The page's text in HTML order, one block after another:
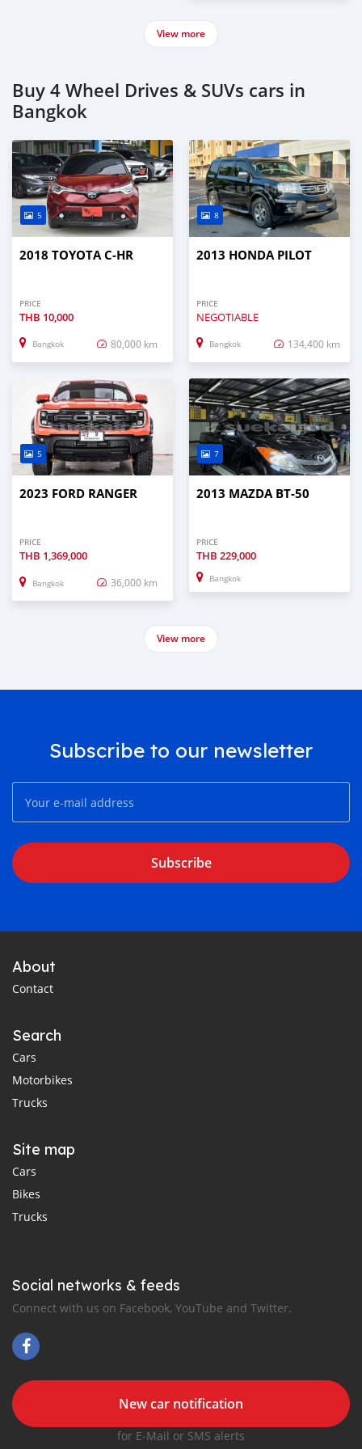
View more
Buy 4 Wheel Drives & SUVs cars in
Bangkok
5
2018 TOYOTA C-HR
PRICE
THB 10,000
Bangkok 80,000 km
8
2013 HONDA PILOT
PRICE
NEGOTIABLE
Bangkok 134,400 km
5
2023 FORD RANGER
PRICE
THB 1,369,000
Bangkok 36,000 km
7
2013 MAZDA BT-50
PRICE
THB 229,000
Bangkok
View more
Subscribe to our newsletter
Subscribe
About
Contact
Search
Cars
Motorbikes
Trucks
Site map
Cars
Bikes
Trucks
Social networks & feeds
Connect with us on Facebook, YouTube and Twitter.
New car notification
for E-Mail or SMS alerts